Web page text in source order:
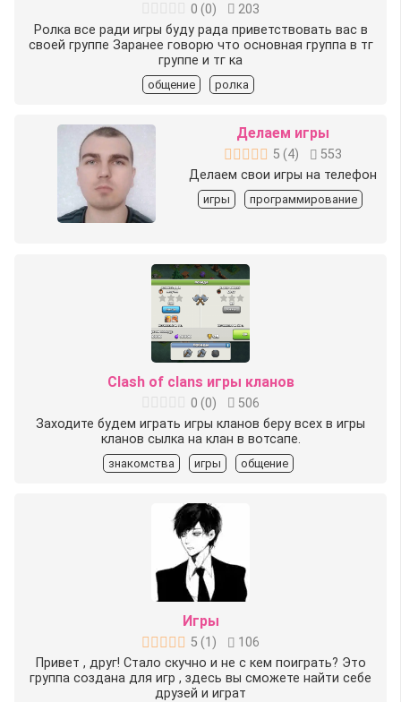
0 (0)
203
Ролка все ради игры буду рада приветствовать вас в
своей группе Заранее говорю что основная группа в тг
группе и тг ка
общение ролка
Делаем игры
5 (4)
553
Делаем свои игры на телефон
игры программирование
Clash of clans игры кланов
0 (0)
506
Заходите будем играть игры кланов беру всех в игры
кланов сылка на клан в вотсапе.
знакомства игры общение
Игры
5 (1 )
106
Привет , друг! Стало скучно и не с кем поиграть? Это
группа создана для игр , здесь вы сможете найти себе
друзей и играт